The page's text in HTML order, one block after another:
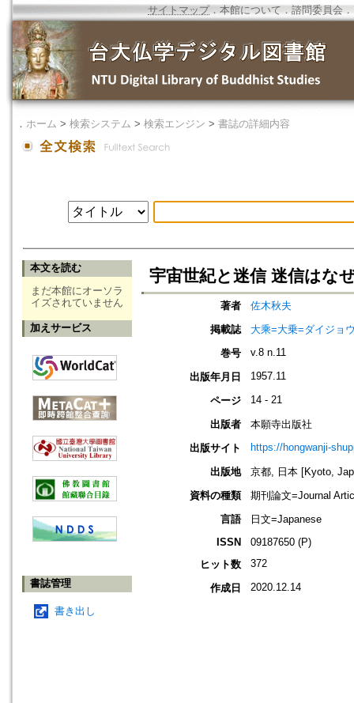
サイトマップ．本館について ． 諮問委員会 ．
． ホーム > 検索システム > 検索エンジン > 書誌の詳細内容
本文を読む
まだ本館にオーソラ
イズされていません
加えサービス
書誌管理
書き出し
宇宙世紀と迷信 迷信はな
著者
佐木秋夫
掲載誌
大乘=大乗=ダイジョ
巻号
v.8 n.11
出版年月日 1957.11
ページ 14 - 21
出版者
本願寺出版社
出版サイト
https://hongwanji-
出版地
京都, 日本 [Kyoto,
資料の種類
期刊論文=Journal
言語
日文=Japanese
ISSN
09187650 (P)
ヒット数
372
作成日 2020.12.14